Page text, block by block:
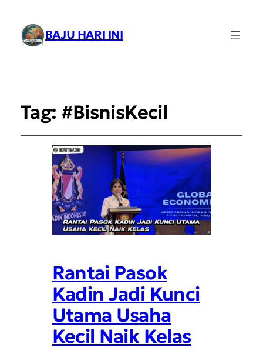
BAJU HARI INI
Tag: #BisnisKecil
Rantai Pasok
Kadin Jadi Kunci
Utama Usaha
Kecil Naik Kelas